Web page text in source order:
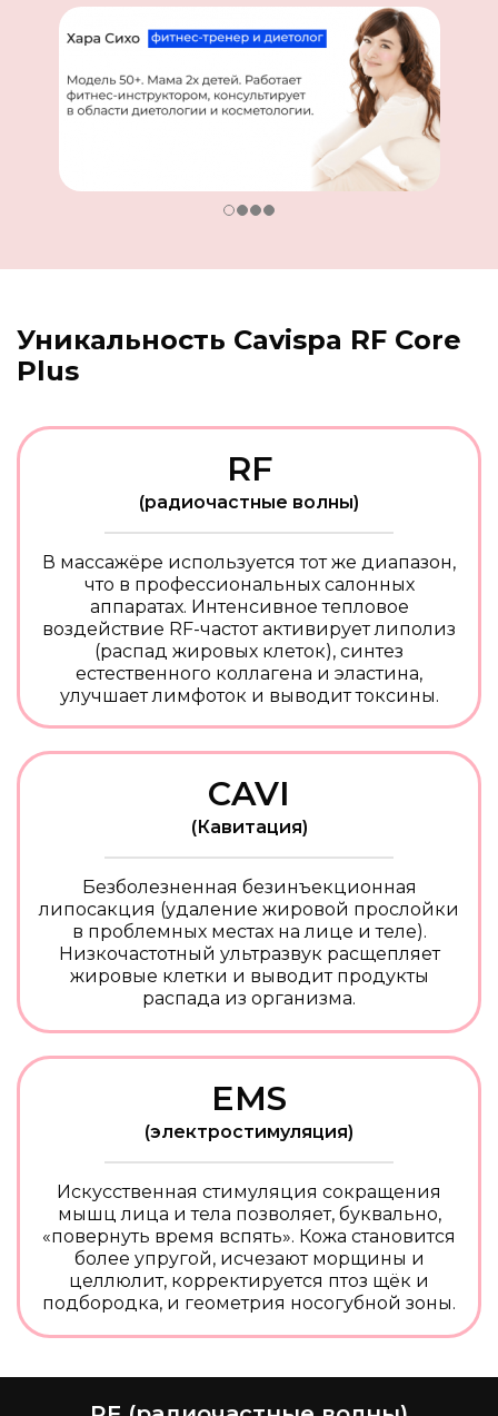
Уникальность Cavispa RF Core
Plus
RF
(радиочастные волны)
В массажёре используется тот же диапазон,
что в профессиональных салонных
аппаратах. Интенсивное тепловое
воздействие RF-частот активирует липолиз
(распад жировых клеток), синтез
естественного коллагена и эластина,
улучшает лимфоток и выводит токсины.
CAVI
(Кавитация)
Безболезненная безинъекционная
липосакция (удаление жировой прослойки
в проблемных местах на лице и теле).
Низкочастотный ультразвук расщепляет
жировые клетки и выводит продукты
распада из организма.
EMS
(электростимуляция)
Искусственная стимуляция сокращения
мышц лица и тела позволяет, буквально,
«повернуть время вспять». Кожа становится
более упругой, исчезают морщины и
целлюлит, корректируется птоз щёк и
подбородка, и геометрия носогубной зоны.